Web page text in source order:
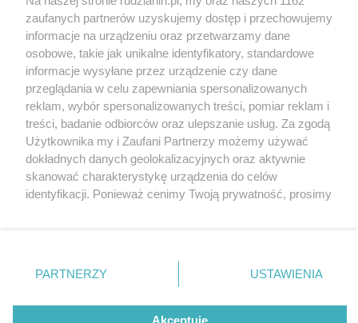
1 / 0
Wydawca mediów
Nie zapomnij
zapoznać się z:
polityką prywatności regulamin korzystania z portali
Twojemiasto
Piekary Śląskie
Chorzów
Tarnowskie Góry
Gliwice
Skontakuj sięz nami
Kontakt
Wydawca
Redakcja
zaufanych partnerów uzyskujemy dostęp i przechowujemy
informacje na urządzeniu oraz przetwarzamy dane
osobowe, takie jak unikalne identyfikatory, standardowe
informacje wysyłane przez urządzenie czy dane
przeglądania w celu zapewniania spersonalizowanych
reklam, wybór spersonalizowanych treści, pomiar reklam i
treści, badanie odbiorców oraz ulepszanie usług. Za zgodą
Użytkownika my i Zaufani Partnerzy możemy używać
dokładnych danych geolokalizacyjnych oraz aktywnie
skanować charakterystykę urządzenia do celów
identyfikacji. Ponieważ cenimy Twoją prywatność, prosimy
prywatności znajdujący się w lewym dolnym rogu strony
. Niektóre rodzaje przetwarzania danych nie wymagają
zgody użytkownika, ale masz prawo sprzeciwić się
takiemu przetwarzaniu. Preferencje będą miały
PARTNERZY USTAWIENIA
Akceptuję